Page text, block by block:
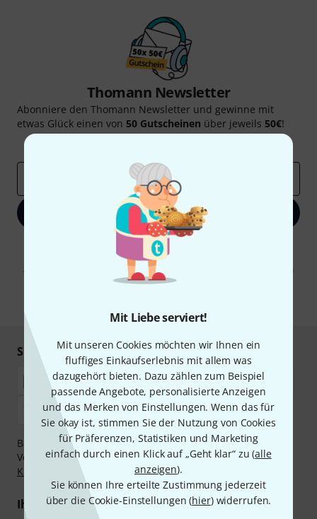
Mit Liebe serviert!
Mit unseren Cookies möchten wir Ihnen ein
fluffiges Einkaufserlebnis mit allem was
dazugehört bieten. Dazu zählen zum Beispiel
passende Angebote, personalisierte Anzeigen
und das Merken von Einstellungen. Wenn das für
Sie okay ist, stimmen Sie der Nutzung von Cookies
für Präferenzen, Statistiken und Marketing
einfach durch einen Klick auf „Geht klar“ zu (alle
anzeigen).
Sie können Ihre erteilte Zustimmung jederzeit
über die Cookie-Einstellungen (hier) widerrufen.
Thomann Newsletter
Abonniere den Thomann Newsletter und gewinne mit
etwas Glück einen von 50 Gutscheinen über jeweils 50€!
Thomann Insights
Jetzt anmelden
Mit Klick auf „Jetzt anmelden“ stimmen Sie dem Erhalt von E-Mail-
Werbung und einer Messung des E-Mail-Nutzungsverhaltens zu. Die
Abmeldung ist jederzeit möglich. Weitere Informationen finden Sie in
unserenDatenschutzhinweisen
Sicher einkaufen & bezahlen
Bezahlen Sie vertraulich und sicher per Nachnahme,
Vorkasse, PayPal, Amazon Pay,Klarna Sofort bezahlen
Klarna Ratenzahlung
oder Kreditkarte.
Ihre Vorteile